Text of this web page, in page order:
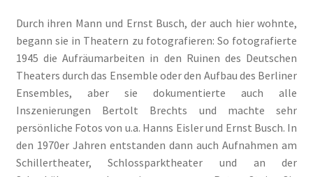
Durch ihren Mann und Ernst Busch, der auch hier wohnte,
begann sie in Theatern zu fotografieren: So fotografierte
1945 die Aufräumarbeiten in den Ruinen des Deutschen
Theaters durch das Ensemble oder den Aufbau des Berliner
Ensembles, aber sie dokumentierte auch alle
Inszenierungen Bertolt Brechts und machte sehr
persönliche Fotos von u.a. Hanns Eisler und Ernst Busch. In
den 1970er Jahren entstanden dann auch Aufnahmen am
Schillertheater, Schlossparktheater und an der